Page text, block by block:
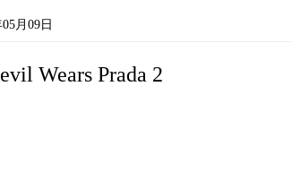
月09日
Wears Prada 2